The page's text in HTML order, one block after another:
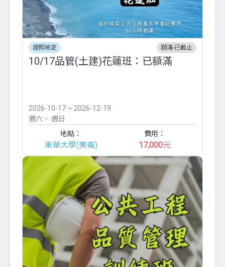
證照檢定 額滿-已截止
10/17品管(土建)花蓮班：已額滿
2026-10-17 ~ 2026-12-19
週六
週日
地點：
東華大學(美崙)
費用：
17,000元